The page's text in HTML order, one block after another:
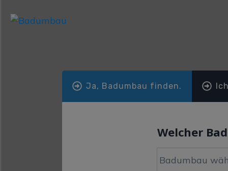
Ja, Badumbau finden.
Welcher